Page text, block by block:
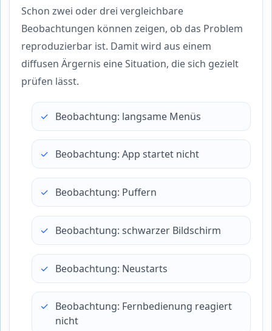
Schon zwei oder drei vergleichbare
Beobachtungen können zeigen, ob das Problem
reproduzierbar ist. Damit wird aus einem
diffusen Ärgernis eine Situation, die sich gezielt
prüfen lässt.
Beobachtung: langsame Menüs
Beobachtung: App startet nicht
Beobachtung: Puffern
Beobachtung: schwarzer Bildschirm
Beobachtung: Neustarts
Beobachtung: Fernbedienung reagiert
nicht